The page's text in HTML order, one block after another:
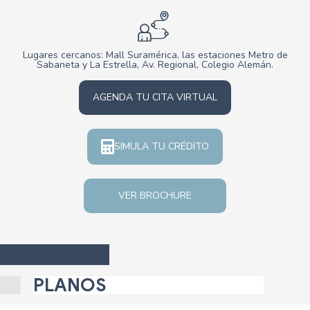
3.3 Número y tipo de identificación
3.5 Edad
3.6 Estado civil
3.7 Composición familiar
3.8 Profesión y ocupación
3.9 Intereses y hobbies
3.10 Datos socioeconómicos (soporte de ingresos, tipo de vivienda,
3.11 Información relacionada con el inmueble adquirido (estudio de
títulos, avalúo, nomenclatura, valor, valor a financiar)
Que en mi calidad de titular del dato personal, tengo derecho a :
uso y finalidades perseguidas.
4.2 Solicitar la rectificación de mis datos.
4.3 Solicitar la actualización.
4.4 Solicitar copia de la autorización.
datos.
Que los anteriores derechos los podré ejercer a través de solicitud
escrita dirigida al Comité para el debido tratamiento de datos
personales de UMBRAL, al correo electrónico
Lugares cercanos: Mall Suramérica, las estaciones Metro de
Sabaneta y La Estrella, Av. Regional, Colegio Alemán.
AGENDA TU CITA VIRTUAL
SIMULA TU CRÉDITO
VER BROCHURE
PLANOS